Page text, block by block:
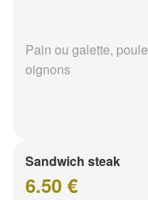
Pain ou galette,
oignons
Sandwich steak
6.50 €